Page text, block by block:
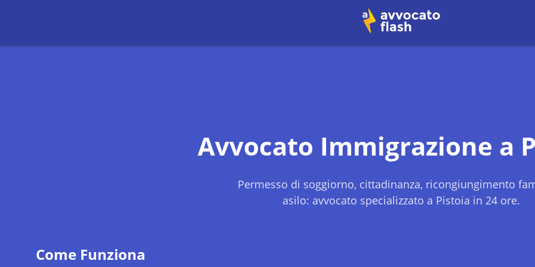
Avvocato Immigrazione a
Permesso di soggiorno, cittadinanza, ricongiungimento
asilo: avvocato specializzato a Pistoia in 24 ore.
Come Funziona